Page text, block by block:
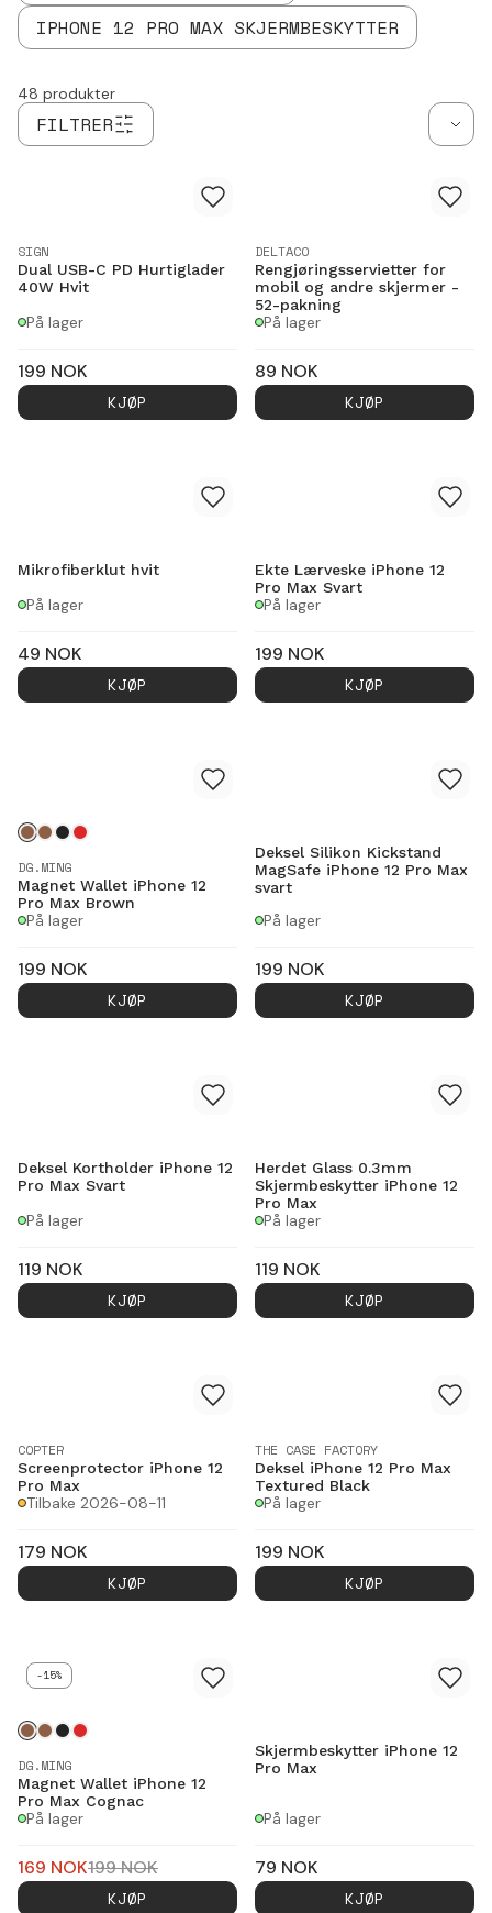
IPHONE 12 PRO MAX SKJERMBESKYTTER
FILTRER
48 produkter
SIGN
Dual USB-C PD Hurtiglader
40W Hvit
På lager
199 NOK
KJØP
DELTACO
Rengjøringsservietter for
mobil og andre skjermer -
52-pakning
På lager
89 NOK
KJØP
Mikrofiberklut hvit
På lager
49 NOK
KJØP
Ekte Lærveske iPhone 12
Pro Max Svart
På lager
199 NOK
KJØP
DG.MING
Magnet Wallet iPhone 12
Pro Max Brown
På lager
199 NOK
KJØP
Deksel Silikon Kickstand
MagSafe iPhone 12 Pro Max
svart
På lager
199 NOK
KJØP
Deksel Kortholder iPhone 12
Pro Max Svart
På lager
119 NOK
KJØP
Herdet Glass 0.3mm
Skjermbeskytter iPhone 12
Pro Max
På lager
119 NOK
KJØP
COPTER
Screenprotector iPhone 12
Pro Max
Tilbake 2026-08-11
179 NOK
KJØP
THE CASE FACTORY
Deksel iPhone 12 Pro Max
Textured Black
På lager
199 NOK
KJØP
-15%
DG.MING
Magnet Wallet iPhone 12
Pro Max Cognac
På lager
169 NOK199NOK
KJØP
Skjermbeskytter iPhone 12
Pro Max
På lager
79 NOK
KJØP